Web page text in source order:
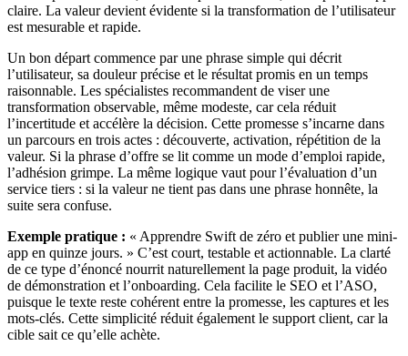
claire. La valeur devient évidente si la transformation de l’utilisateur
est mesurable et rapide.
Un bon départ commence par une phrase simple qui décrit
l’utilisateur, sa douleur précise et le résultat promis en un temps
raisonnable. Les spécialistes recommandent de viser une
transformation observable, même modeste, car cela réduit
l’incertitude et accélère la décision. Cette promesse s’incarne dans
un parcours en trois actes : découverte, activation, répétition de la
valeur. Si la phrase d’offre se lit comme un mode d’emploi rapide,
l’adhésion grimpe. La même logique vaut pour l’évaluation d’un
service tiers : si la valeur ne tient pas dans une phrase honnête, la
suite sera confuse.
Exemple pratique : « Apprendre Swift de zéro et publier une mini-
app en quinze jours. » C’est court, testable et actionnable. La clarté
de ce type d’énoncé nourrit naturellement la page produit, la vidéo
de démonstration et l’onboarding. Cela facilite le SEO et l’ASO,
puisque le texte reste cohérent entre la promesse, les captures et les
mots-clés. Cette simplicité réduit également le support client, car la
cible sait ce qu’elle achète.